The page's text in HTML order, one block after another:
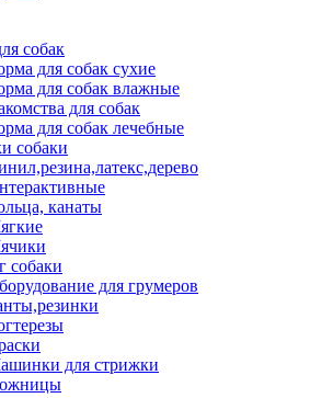
собак
для собак сухие
для собак влажные
для собак
для собак лечебные
собаки
канаты
собаки
для грумеров
для стрижки